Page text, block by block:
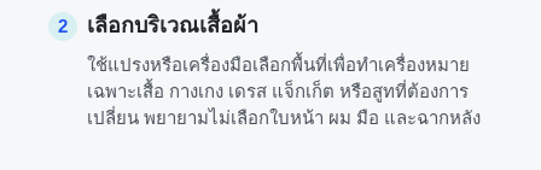
2 เลือกบริเวณเสื้อผ้า
ใช้แปรงหรือเครื่องมือเลือกพื้นที่เพื่อทำเครื่องหมาย
เฉพาะเสื้อ กางเกง เดรส แจ็กเก็ต หรือสูทที่ต้องการ
เปลี่ยน พยายามไม่เลือกใบหน้า ผม มือ และฉากหลัง